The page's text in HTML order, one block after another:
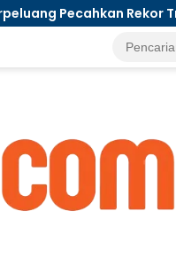
Transfer Indonesia